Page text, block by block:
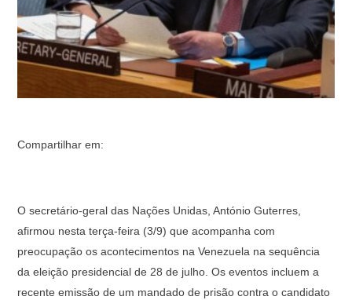
Compartilhar em:
O secretário-geral das Nações Unidas, António Guterres,
afirmou nesta terça-feira (3/9) que acompanha com
preocupação os acontecimentos na Venezuela na sequência
da eleição presidencial de 28 de julho. Os eventos incluem a
recente emissão de um mandado de prisão contra o candidato